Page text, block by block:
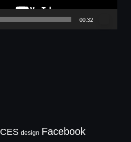
00:32
CES design Facebook